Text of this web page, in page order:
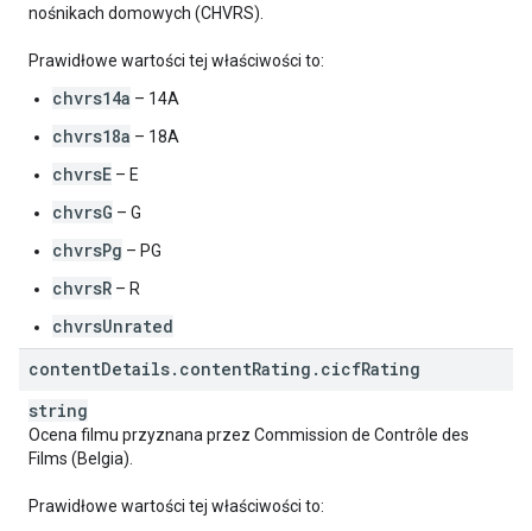
nośnikach domowych (CHVRS).
Prawidłowe wartości tej właściwości to:
chvrs14a – 14A
chvrs18a – 18A
chvrsE – E
chvrsG – G
chvrsPg – PG
chvrsR – R
chvrsUnrated
contentDetails. contentRating . cicfRating
string
Ocena filmu przyznana przez Commission de Contrôle des
Films (Belgia).
Prawidłowe wartości tej właściwości to: